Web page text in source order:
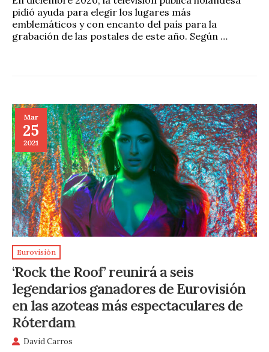
pidió ayuda para elegir los lugares más
emblemáticos y con encanto del país para la
grabación de las postales de este año. Según …
Mar
25
2021
Eurovisión
‘Rock the Roof’ reunirá a seis
legendarios ganadores de Eurovisión
en las azoteas más espectaculares de
Róterdam
David Carros